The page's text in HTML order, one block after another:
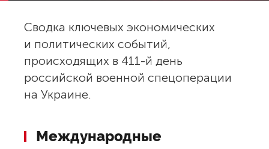
Сводка ключевых экономических
и политических событий,
происходящих в 411-й день
российской военной спецоперации
на Украине.
Международные